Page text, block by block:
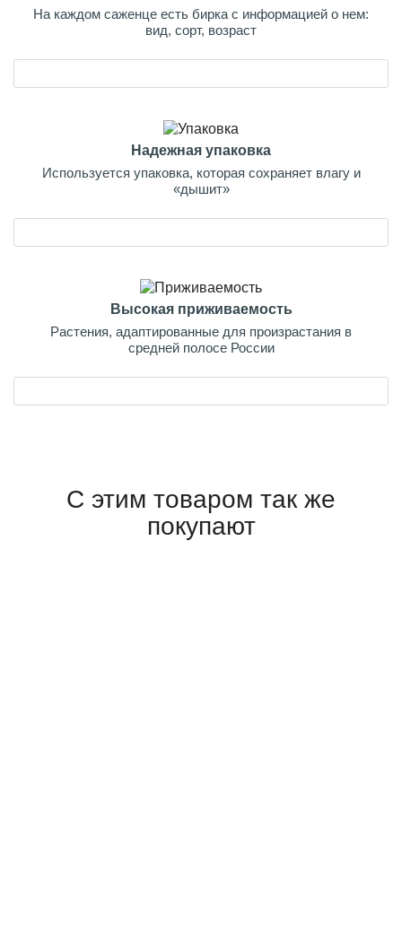
На каждом саженце есть бирка с информацией о нем:
вид, сорт, возраст
Надежная упаковка
Используется упаковка, которая сохраняет влагу и
«дышит»
Высокая приживаемость
Растения, адаптированные для произрастания в
средней полосе России
С этим товаром так же
покупают